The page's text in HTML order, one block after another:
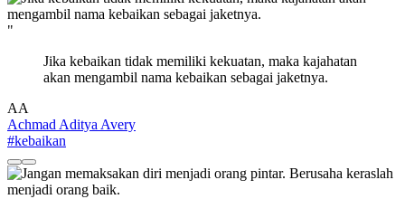
"
Jika kebaikan tidak memiliki kekuatan, maka kajahatan
akan mengambil nama kebaikan sebagai jaketnya.
AA
Achmad Aditya Avery
#kebaikan